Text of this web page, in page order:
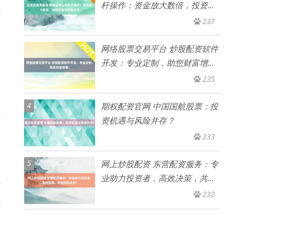
杆操作：资金放大数倍，投资效
237
网络股票交易平台 炒股配资软件
开发：专业定制，助您财富增
235
4
期权配资官网 中国国航股票：投
资机遇与风险并存？
233
5
网上炒股配资 东营配资服务：专
业助力投资者，高效决策，共创
232